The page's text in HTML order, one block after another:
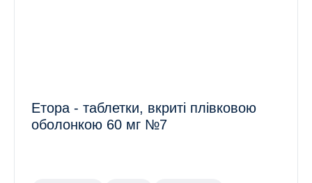
Етора - таблетки, вкриті плівковою
оболонкою 60 мг №7